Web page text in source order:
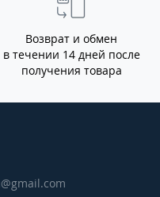
Возврат и обмен
в течении 14 дней после
получения товара